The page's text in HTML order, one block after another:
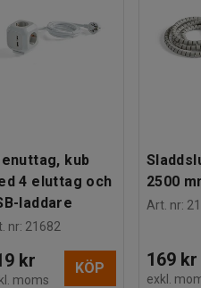
: 1
:
kub
4 eluttag och
laddare
nr: 21682
kr
moms
KÖP
2500
Art. nr:
169 kr
exkl.